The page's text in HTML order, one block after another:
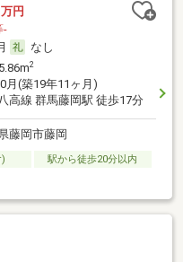
万円
-
なし
2
月(築19年11ヶ月)
八高線 群馬藤岡駅 徒歩17分
藤岡市藤岡
駅から徒歩20分以内